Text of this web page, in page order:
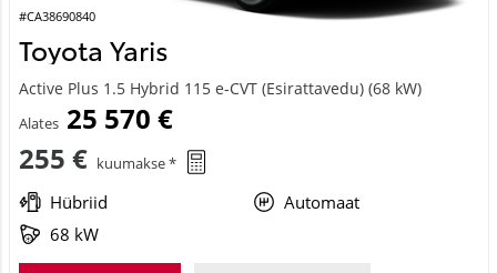
#CA38690840
Toyota Yaris
Active Plus 1.5 Hybrid 115 e-CVT (Esirattavedu) (68 kW)
Alates 25 570 €
255 € kuumakse *
Hübriid
Automaat
68 kW